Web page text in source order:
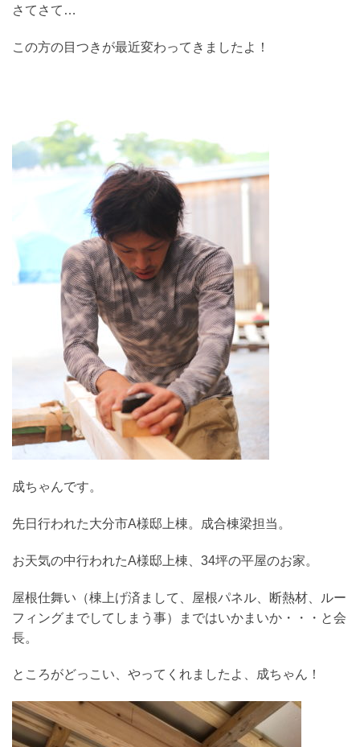
さてさて…
この方の目つきが最近変わってきましたよ！
成ちゃんです。
先日行われた大分市A様邸上棟。成合棟梁担当。
お天気の中行われたA様邸上棟、34坪の平屋のお家。
屋根仕舞い（棟上げ済まして、屋根パネル、断熱材、ルー
フィングまでしてしまう事）まではいかまいか・・・と会
長。
ところがどっこい、やってくれましたよ、成ちゃん！